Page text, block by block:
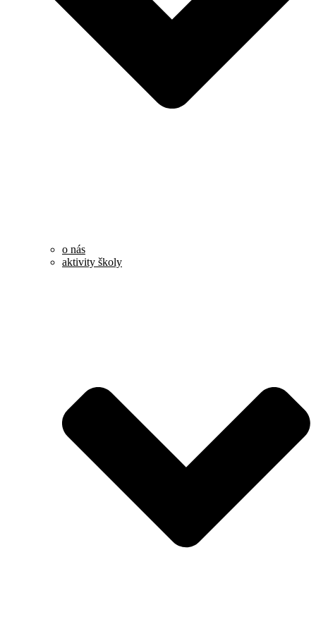
o nás
aktivity školy